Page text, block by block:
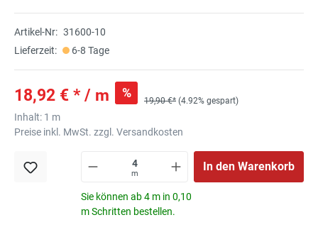
Artikel-Nr: 31600-10
Lieferzeit:
6-8 Tage
18,92 € * / m %
19,90 €* (4.92% gespart)
Inhalt: 1 m
Preise inkl. MwSt. zzgl. Versandkosten
m
In den Warenkorb
Sie können ab 4 m in 0,10
m Schritten bestellen.